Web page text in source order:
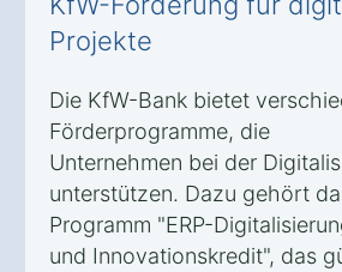
Projekte
Die KfW-Bank bietet
Förderprogramme, die
Unternehmen bei der
unterstützen. Dazu gehört
Programm "ERP-
und Innovationskredit", das